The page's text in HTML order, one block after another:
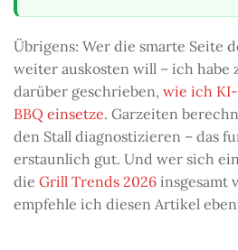
Übrigens: Wer die smarte Seite
weiter auskosten will – ich habe
darüber geschrieben, wie ich
BBQ einsetze. Garzeiten
den Stall diagnostizieren – das
erstaunlich gut. Und wer sich
die Grill Trends 2026 insgesamt
empfehle ich diesen Artikel